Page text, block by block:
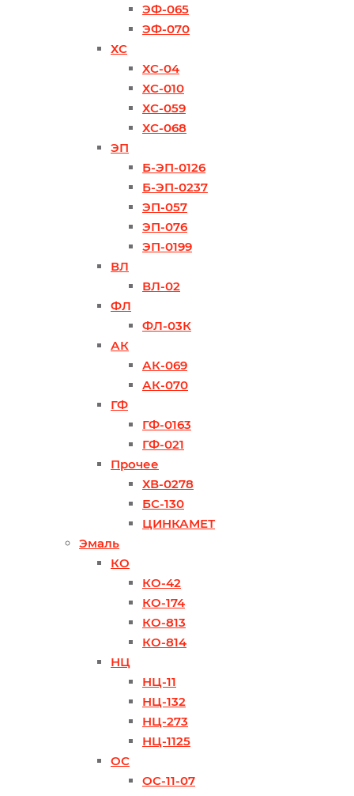
ЭФ-065
ЭФ-070
ХС
ХС-04
ХС-010
ХС-059
ХС-068
ЭП
Б-ЭП-0126
Б-ЭП-0237
ЭП-057
ЭП-076
ЭП-0199
ВЛ
ВЛ-02
ФЛ
ФЛ-03К
АК
АК-069
АК-070
ГФ
ГФ-0163
ГФ-021
Прочее
ХВ-0278
БС-130
ЦИНКАМЕТ
Эмаль
КО
КО-42
КО-174
КО-813
КО-814
НЦ
НЦ-11
НЦ-132
НЦ-273
НЦ-1125
ОС
ОС-11-07